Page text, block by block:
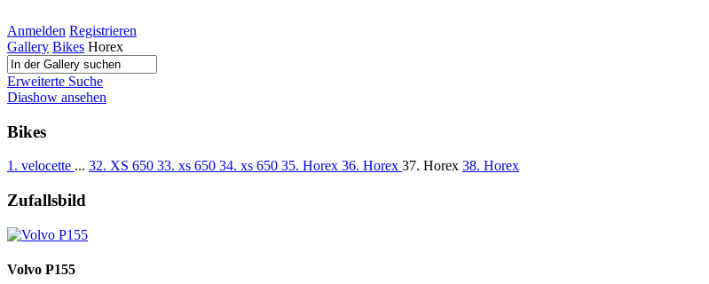
Anmelden Registrieren
Gallery Bikes Horex
Erweiterte Suche
Diashow ansehen
Bikes
1. velocette ... 32. XS 650 33. xs 650 34. xs 650 35. Horex 36. Horex 37. Horex 38. Horex
Zufallsbild
Volvo P155